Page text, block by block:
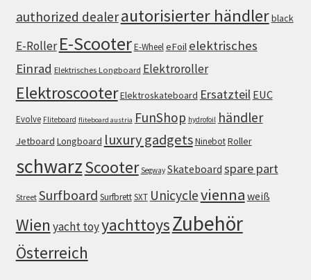
authorized dealerautorisierter händlerblack
E-Roller E-ScooterE-WheeleFoil elektrisches
Einrad Elektrisches Longboard Elektroroller
ElektroscooterElektroskateboard Ersatzteil EUC
Evolve Fliteboard fliteboard austria FunShop hydrofoil händler
Jetboard Longboard luxury gadgetsNinebotRoller
schwarzScooter Segway Skateboard spare part
Street Surfboard SurfbrettSXT Unicyclevienna weiß
Wien yacht toyyachttoysZubehör
Österreich